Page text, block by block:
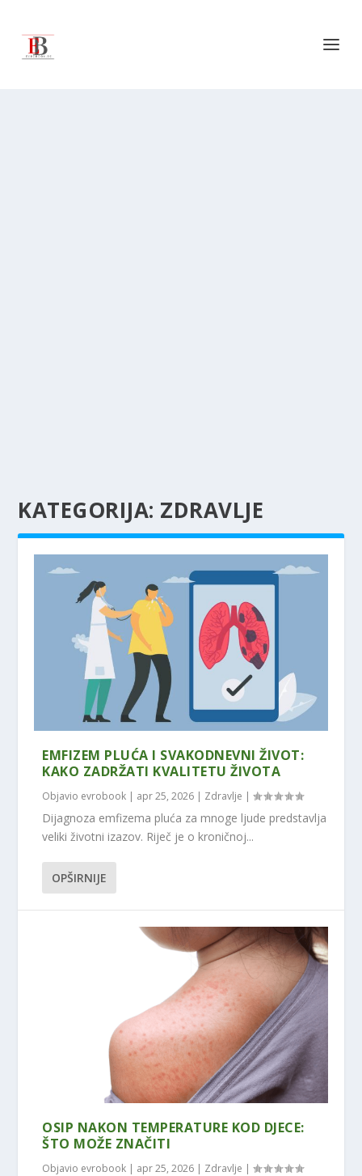
KATEGORIJA: ZDRAVLJE
EMFIZEM PLUĆA I SVAKODNEVNI ŽIVOT:
KAKO ZADRŽATI KVALITETU ŽIVOTA
Objavio evrobook | apr 25, 2026 | Zdravlje |
Dijagnoza emfizema pluća za mnoge ljude predstavlja
veliki životni izazov. Riječ je o kroničnoj...
OPŠIRNIJE
OSIP NAKON TEMPERATURE KOD DJECE:
ŠTO MOŽE ZNAČITI
Objavio evrobook | apr 25, 2026 | Zdravlje |